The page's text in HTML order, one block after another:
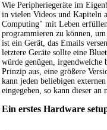
Wie Peripheriegeräte im
in vielen Videos und Kapiteln
Computing" mit Leben
programmieren zu können,
ist ein Gerät, das Emails
letztere Geräte sollte eine
würde genügen,
Prinzip aus, eine größere
kann jeden beliebigen
eingegeben, so kann dieser
Ein erstes Hardware